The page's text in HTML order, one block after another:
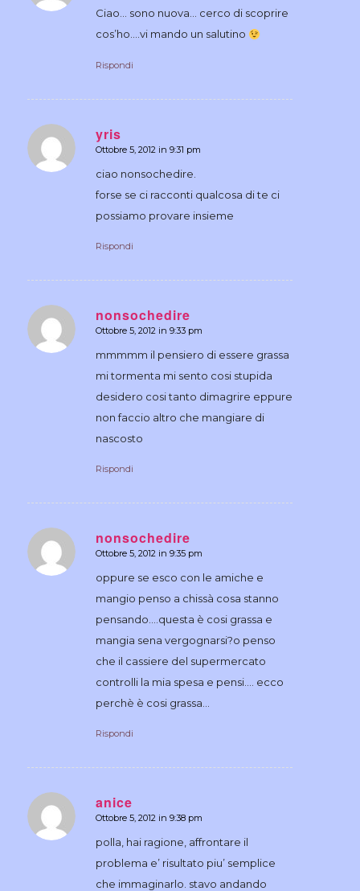
Ciao… sono nuova… cerco di scoprire
cos’ho….vi mando un salutino
Rispondi
yris
dice:
Ottobre 5, 2012 in 9:31 pm
ciao nonsochedire.
forse se ci racconti qualcosa di te ci
possiamo provare insieme
Rispondi
nonsochedire
dice:
Ottobre 5, 2012 in 9:33 pm
mmmmm il pensiero di essere grassa
mi tormenta mi sento cosi stupida
desidero cosi tanto dimagrire eppure
non faccio altro che mangiare di
nascosto
Rispondi
nonsochedire
dice:
Ottobre 5, 2012 in 9:35 pm
oppure se esco con le amiche e
mangio penso a chissà cosa stanno
pensando….questa è cosi grassa e
mangia sena vergognarsi?o penso
che il cassiere del supermercato
controlli la mia spesa e pensi…. ecco
perchè è cosi grassa…
Rispondi
anice
dice:
Ottobre 5, 2012 in 9:38 pm
polla, hai ragione, affrontare il
problema e’ risultato piu’ semplice
che immaginarlo. stavo andando